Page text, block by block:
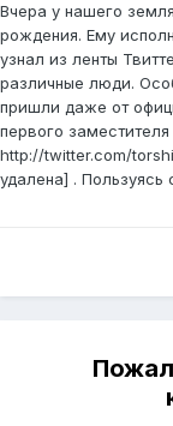
Вчера у нашего
рождения. Ему
узнал из ленты
различные люди.
пришли даже от
первого
http://twitter.com/
удалена] .